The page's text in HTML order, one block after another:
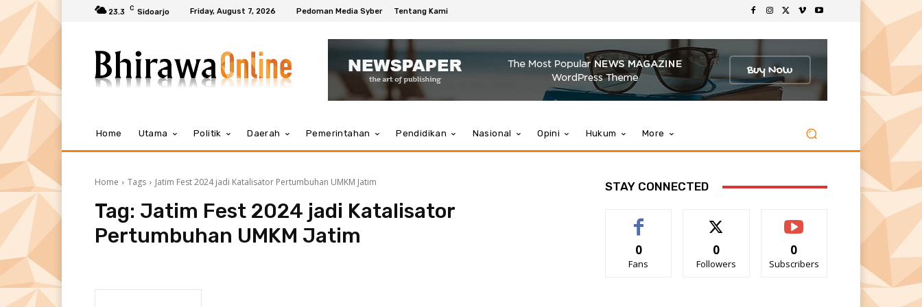
23.3 C Sidoarjo Friday, August 7, 2026 Pedoman Media Syber Tentang Kami
Home Utama Politik Daerah Pemerintahan Pendidikan Nasional Opini Hukum More
Home Tags Jatim Fest 2024 jadi Katalisator Pertumbuhan UMKM Jatim
Tag: Jatim Fest 2024 jadi Katalisator
Pertumbuhan UMKM Jatim
STAY CONNECTED
0
Fans
0
Followers
0
Subscribers